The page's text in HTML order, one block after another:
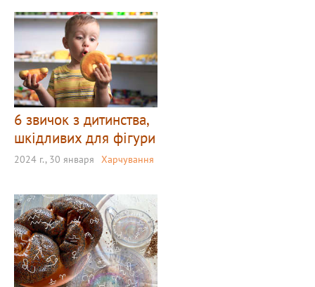
6 звичок з дитинства,
шкідливих для фігури
2024 г., 30 января Харчування